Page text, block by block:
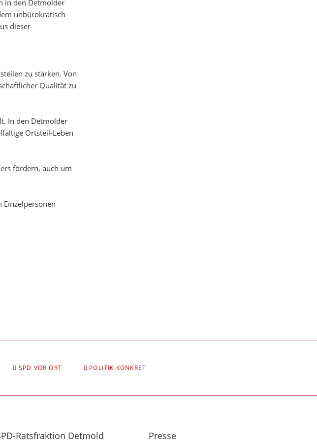
in den Detmolder
unbürokratisch
dieser
zu stärken. Von
Qualität zu
In den Detmolder
Ortsteil-Leben
fördern, auch um
SPD VOR ORT POLITIK KONKRET
Ratsfraktion Detmold Presse